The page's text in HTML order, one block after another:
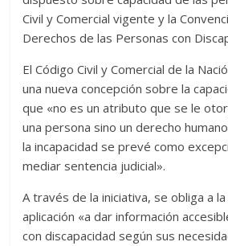
Civil y Comercial vigente y la
Derechos de las Personas con
El Código Civil y Comercial de la
una nueva concepción sobre la
que «no es un atributo que se le
una persona sino un derecho
la incapacidad se prevé como
mediar sentencia judicial».
A través de la iniciativa, se obliga a
aplicación «a dar información
con discapacidad según sus